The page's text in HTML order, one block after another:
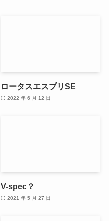
ロータスエスプリSE
2022 年 6 月 12 日
V-spec？
2021 年 5 月 27 日